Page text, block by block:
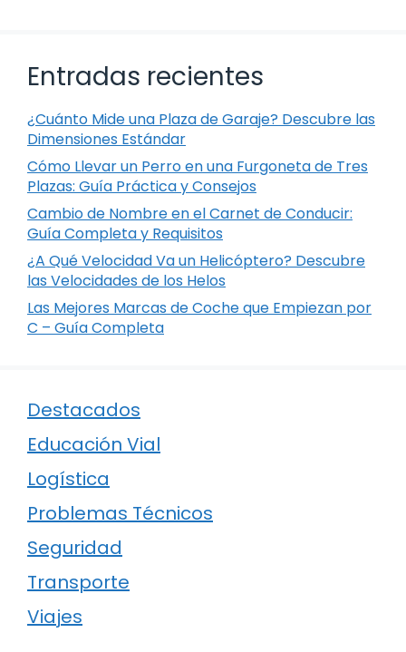
Entradas recientes
¿Cuánto Mide una Plaza de Garaje? Descubre las
Dimensiones Estándar
Cómo Llevar un Perro en una Furgoneta de Tres
Plazas: Guía Práctica y Consejos
Cambio de Nombre en el Carnet de Conducir:
Guía Completa y Requisitos
¿A Qué Velocidad Va un Helicóptero? Descubre
las Velocidades de los Helos
Las Mejores Marcas de Coche que Empiezan por
C – Guía Completa
Destacados
Educación Vial
Logística
Problemas Técnicos
Seguridad
Transporte
Viajes